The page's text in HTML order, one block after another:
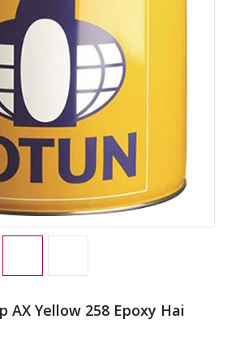
AX Yellow 258 Epoxy Hai